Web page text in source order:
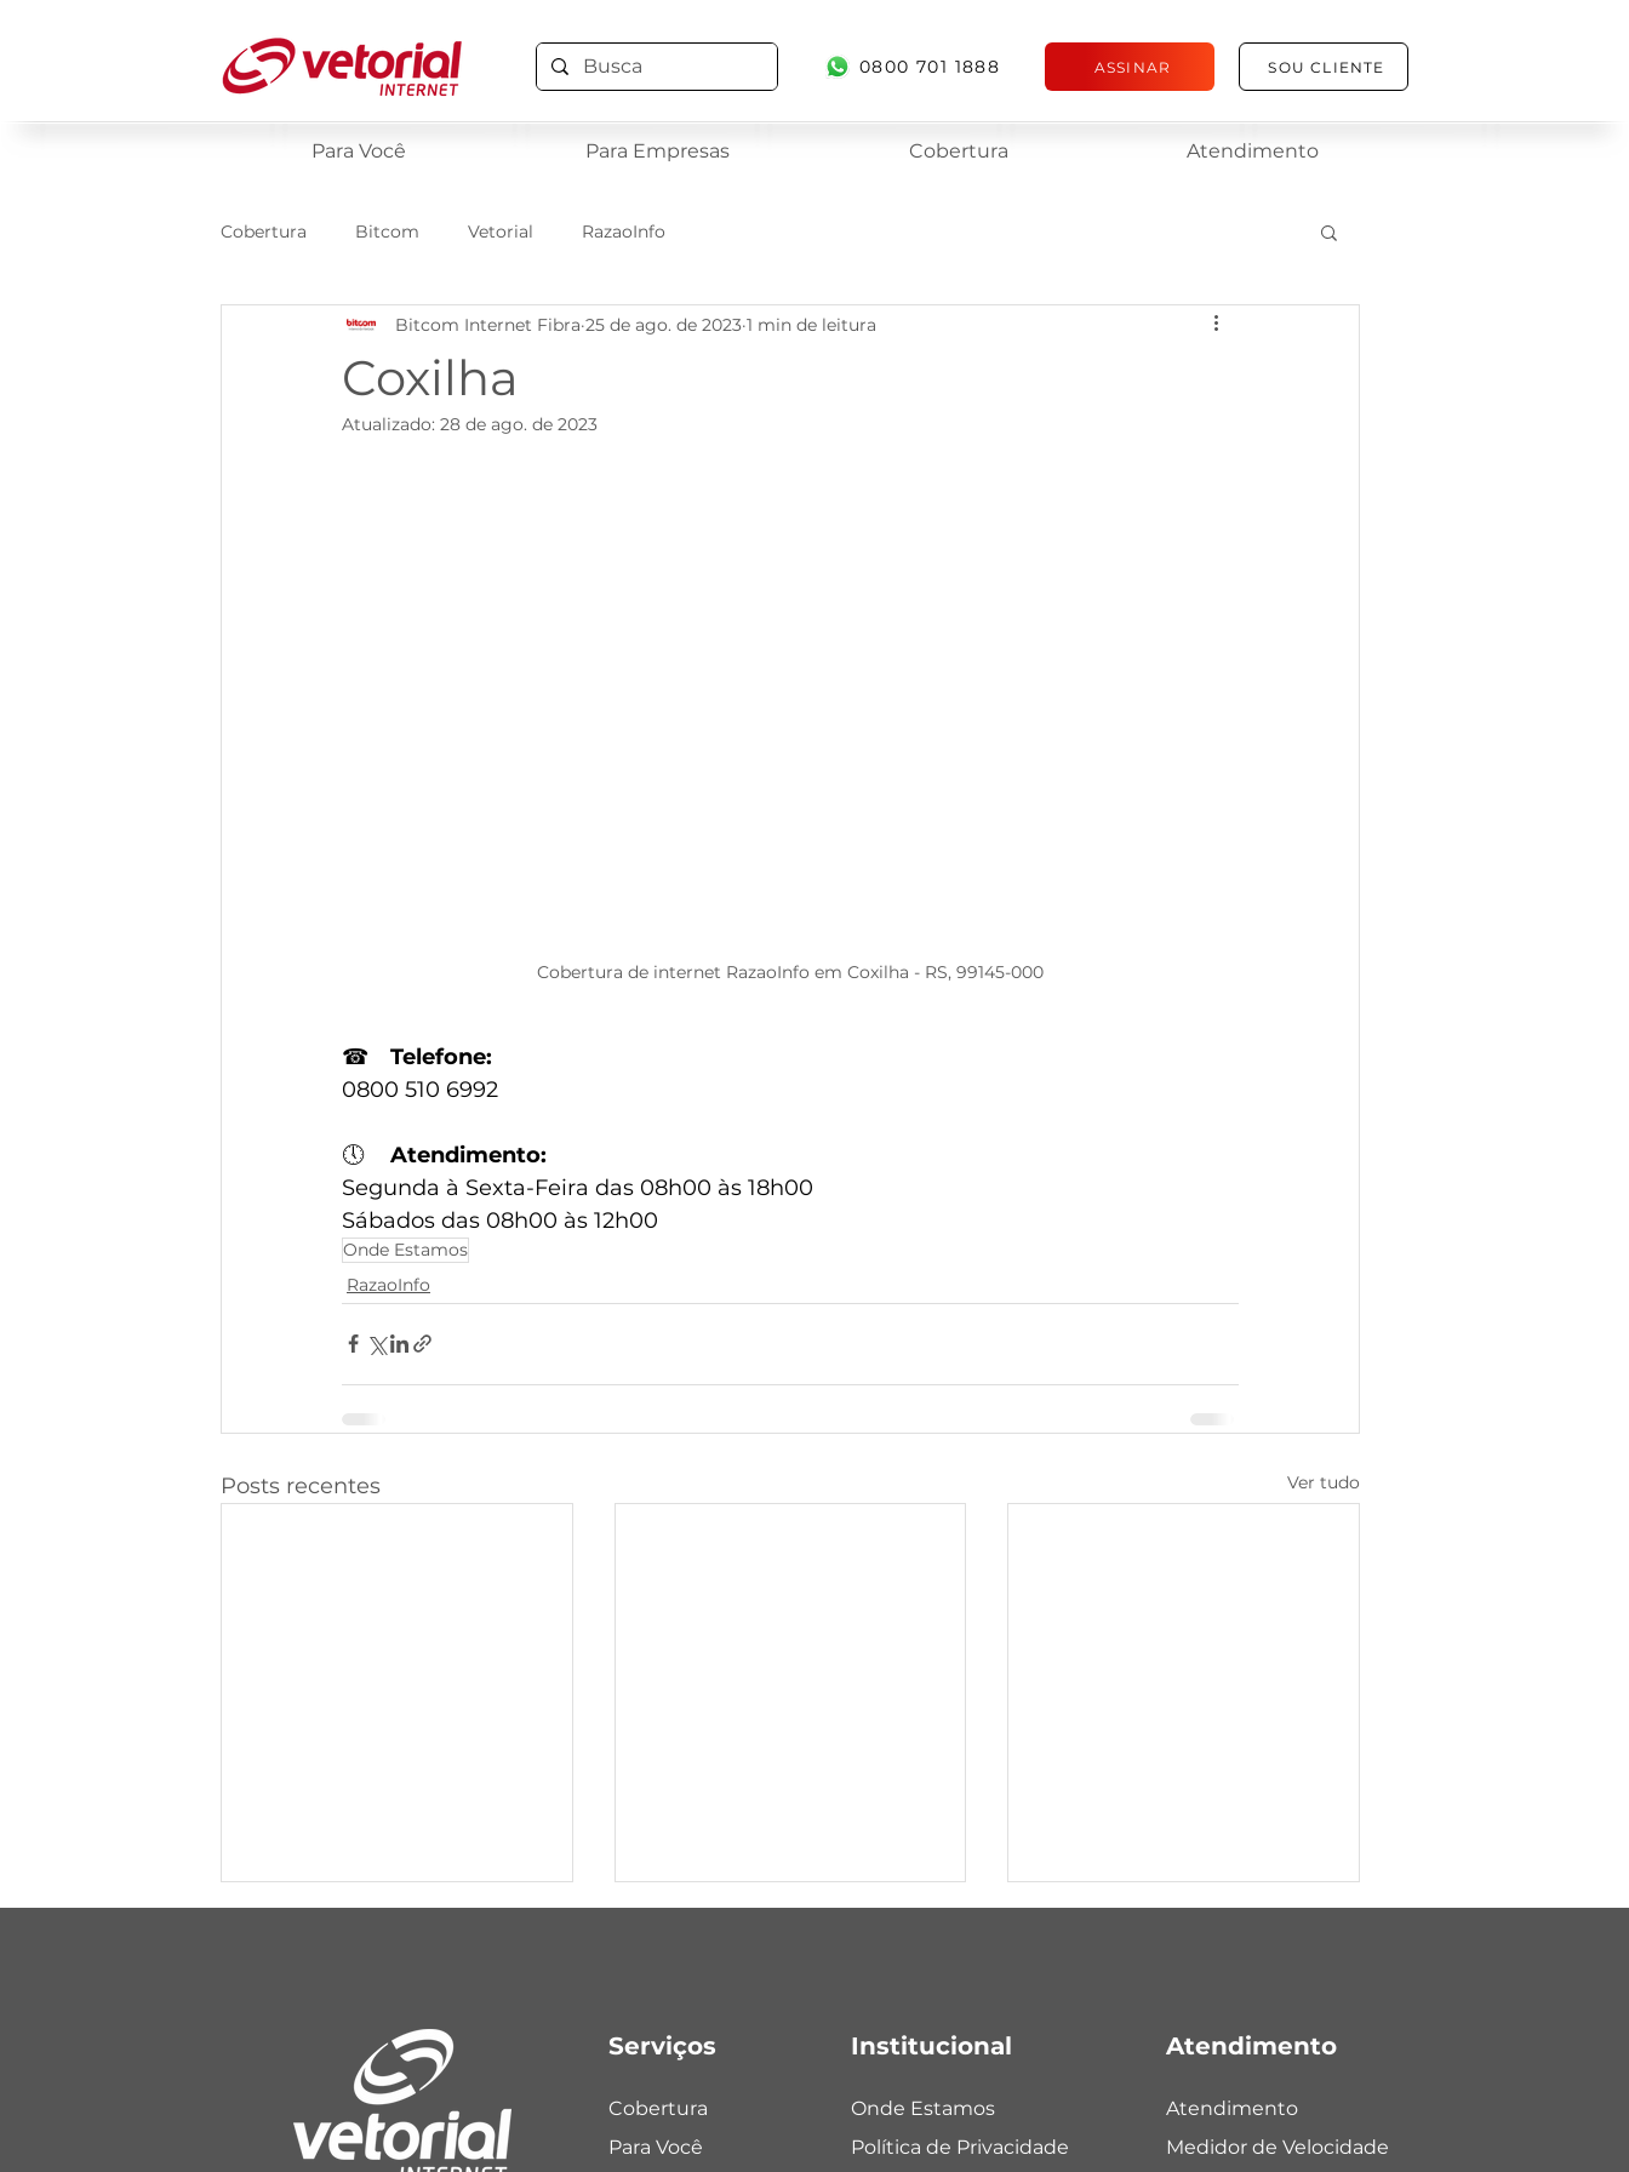
0800 701 1888 ASSINAR SOU CLIENTE
Para Você Para Empresas Cobertura Atendimento
Cobertura Bitcom Vetorial RazaoInfo
Coxilha
Bitcom Internet Fibra 25 de ago. de 2023 1 min de leitura
Atualizado: 28 de ago. de 2023
Cobertura de internet RazaoInfo em Coxilha - RS, 99145-000
☎
Telefone:
0800 510 6992
🕔
Atendimento:
Segunda à Sexta-Feira das 08h00 às 18h00
Sábados das 08h00 às 12h00
Onde Estamos
RazaoInfo
Posts recentes Ver tudo
Vista Gaúcha
Vista Alegre
Tenente Portela
Serviços
Cobertura
Para Você
Institucional
Onde Estamos
Política de Privacidade
Atendimento
Atendimento
Medidor de Velocidade